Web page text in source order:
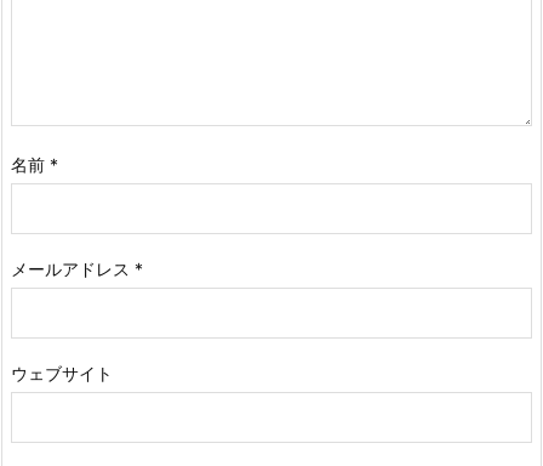
名前 *
メールアドレス *
ウェブサイト